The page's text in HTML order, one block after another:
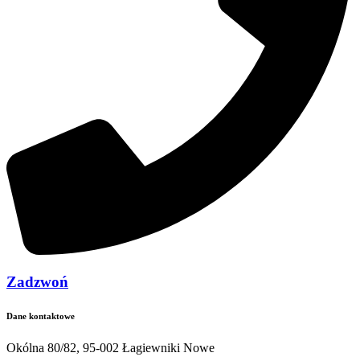
Zadzwoń
Dane kontaktowe
Okólna 80/82, 95-002 Łagiewniki Nowe